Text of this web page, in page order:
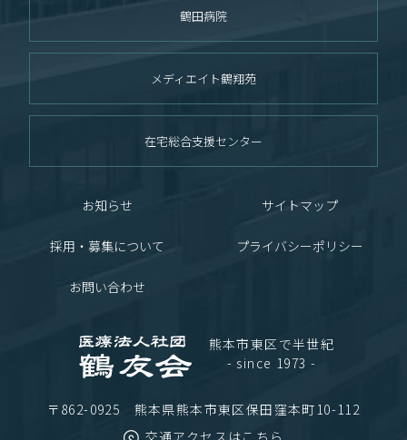
熊本市東区で半世紀
- since 1973 -
〒862-0925 熊本県熊本市東区保田窪本町10-112
鶴田病院
メディエイト鶴翔苑
在宅総合支援センター
お知らせ サイトマップ
採用・募集について プライバシーポリシー
お問い合わせ